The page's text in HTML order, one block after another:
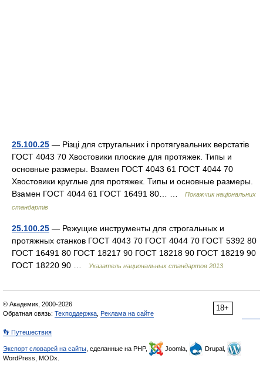
25.100.25 — Різці для стругальних і протягувальних верстатів
ГОСТ 4043 70 Хвостовики плоские для протяжек. Типы и
основные размеры. Взамен ГОСТ 4043 61 ГОСТ 4044 70
Хвостовики круглые для протяжек. Типы и основные размеры.
Взамен ГОСТ 4044 61 ГОСТ 16491 80… …
Покажчик національних
стандартів
25.100.25 — Режущие инструменты для строгальных и
протяжных станков ГОСТ 4043 70 ГОСТ 4044 70 ГОСТ 5392 80
ГОСТ 16491 80 ГОСТ 18217 90 ГОСТ 18218 90 ГОСТ 18219 90
ГОСТ 18220 90 …
Указатель национальных стандартов 2013
18+
© Академик, 2000-2026
Обратная связь: Техподдержка Реклама на сайте
👣 Путешествия
Экспорт словарей на сайты , сделанные на PHP, Joomla,
Drupal,
WordPress, MODx.